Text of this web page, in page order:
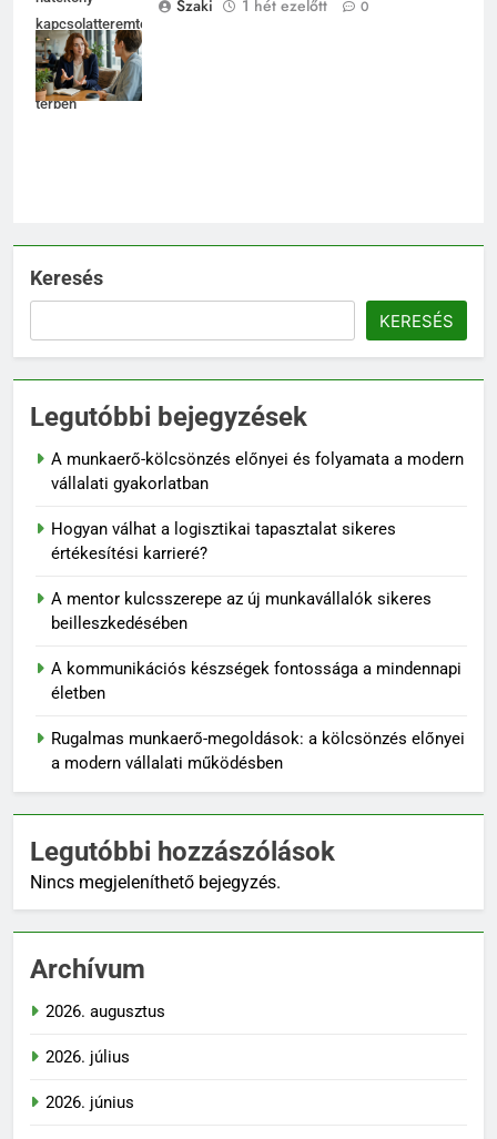
kapcsolatteremtés
fényes
coworking
térben
Szaki 1 hét ezelőtt 0
Keresés
KERESÉS
Legutóbbi bejegyzések
A munkaerő-kölcsönzés előnyei és folyamata a modern
vállalati gyakorlatban
Hogyan válhat a logisztikai tapasztalat sikeres
értékesítési karrieré?
A mentor kulcsszerepe az új munkavállalók sikeres
beilleszkedésében
A kommunikációs készségek fontossága a mindennapi
életben
Rugalmas munkaerő-megoldások: a kölcsönzés előnyei
a modern vállalati működésben
Legutóbbi hozzászólások
Nincs megjeleníthető bejegyzés.
Archívum
2026. augusztus
2026. július
2026. június